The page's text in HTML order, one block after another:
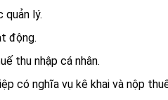
quản lý.
động.
thu nhập cá nhân.
có nghĩa vụ kê khai và nộp